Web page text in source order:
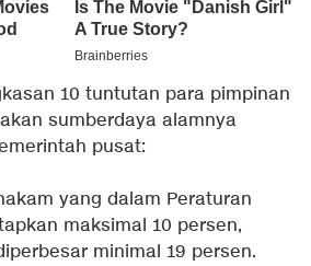
10 tuntutan para pimpinan
sumberdaya alamnya
pusat:
yang dalam Peraturan
maksimal 10 persen,
minimal 19 persen.